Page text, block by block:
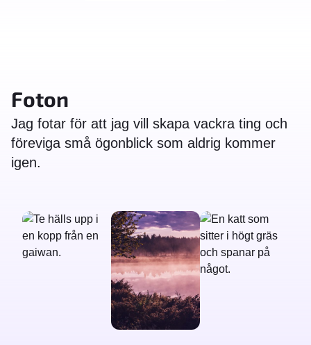
Foton
Jag fotar för att jag vill skapa vackra ting och
föreviga små ögonblick som aldrig kommer
igen.